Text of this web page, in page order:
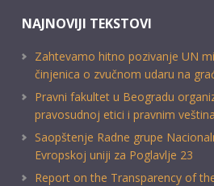
NAJNOVIJI TEKSTOVI
Zahtevamo hitno pozivanje UN
činjenica o zvučnom udaru na
Pravni fakultet u Beogradu
pravosudnoj etici i pravnim
Saopštenje Radne grupe
Evropskoj uniji za Poglavlje 23
Report on the Transparency of